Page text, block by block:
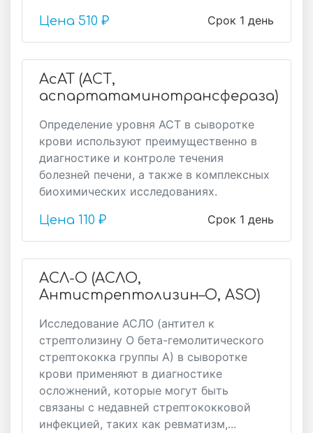
Срок 1 день
Цена 510 ₽
АсАТ (АСТ,
аспартатаминотрансфераза)
Определение уровня АСТ в сыворотке
крови используют преимущественно в
диагностике и контроле течения
болезней печени, а также в комплексных
биохимических исследованиях.
Срок 1 день
Цена 110 ₽
АСЛ-О (АСЛО,
Антистрептолизин–О, ASO)
Исследование АСЛО (антител к
стрептолизину О бета-гемолитического
стрептококка группы А) в сыворотке
крови применяют в диагностике
осложнений, которые могут быть
связаны с недавней стрептококковой
инфекцией, таких как ревматизм,...